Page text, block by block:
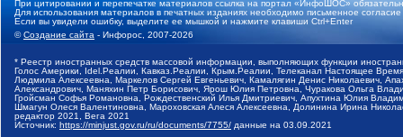
При цитировании и перепечатке материалов ссылка на портал «ИнфоШОС»
Для использования материалов в печатных изданиях необходимо письменное
Если вы увидели ошибку, выделите ее мышкой и нажмите клавиши Ctrl+Enter
©Создание сайта - Инфорос, 2007-2026
* Реестр иностранных средств массовой информации, выполняющих функции
Голос Америки, Idel.Реалии, Кавказ.Реалии, Крым.Реалии, Телеканал Настоящее
Людмила Алексеевна, Маркелов Сергей Евгеньевич, Камалягин Денис Николаевич,
Александрович, Маняхин Петр Борисович, Ярош Юлия Петровна, Чуракова Ольга
Гройсман Софья Романовна, Рождественский Илья Дмитриевич, Апухтина Юлия
Шмагун Олеся Валентиновна, Мароховская Алеся Алексеевна, Долинина Ирина
редактор 2021, Вега 2021
Источник: https://minjust.gov.ru/ru/documents/7755/ данные на 03.09.2021